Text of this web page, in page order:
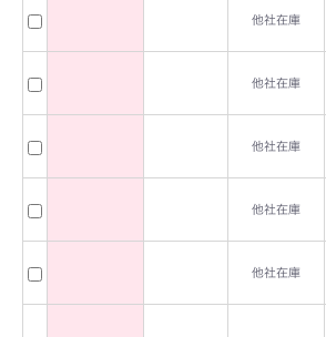
他社在庫
他社在庫
他社在庫
他社在庫
他社在庫